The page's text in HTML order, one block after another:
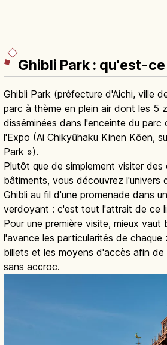
Ghibli Park : qu'est-
Ghibli Park (préfecture d'Aichi, ville
parc à thème en plein air dont les 5
disséminées dans l'enceinte du parc
l'Expo (Ai Chikyūhaku Kinen Kōen,
Park »).
Plutôt que de simplement visiter
bâtiments, vous découvrez l'univers
Ghibli au fil d'une promenade dans
verdoyant : c'est tout l'attrait de ce
Pour une première visite, mieux vaut
l'avance les particularités de
billets et les moyens d'accès afin de
sans accroc.